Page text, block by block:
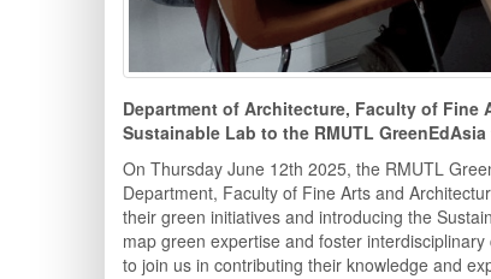
Department of Architecture, Faculty of
Sustainable Lab to the RMUTL GreenEdAsia
On Thursday June 12th 2025, the RMUTL
Department, Faculty of Fine Arts and
their green initiatives and introducing the
map green expertise and foster
to join us in contributing their knowledge and